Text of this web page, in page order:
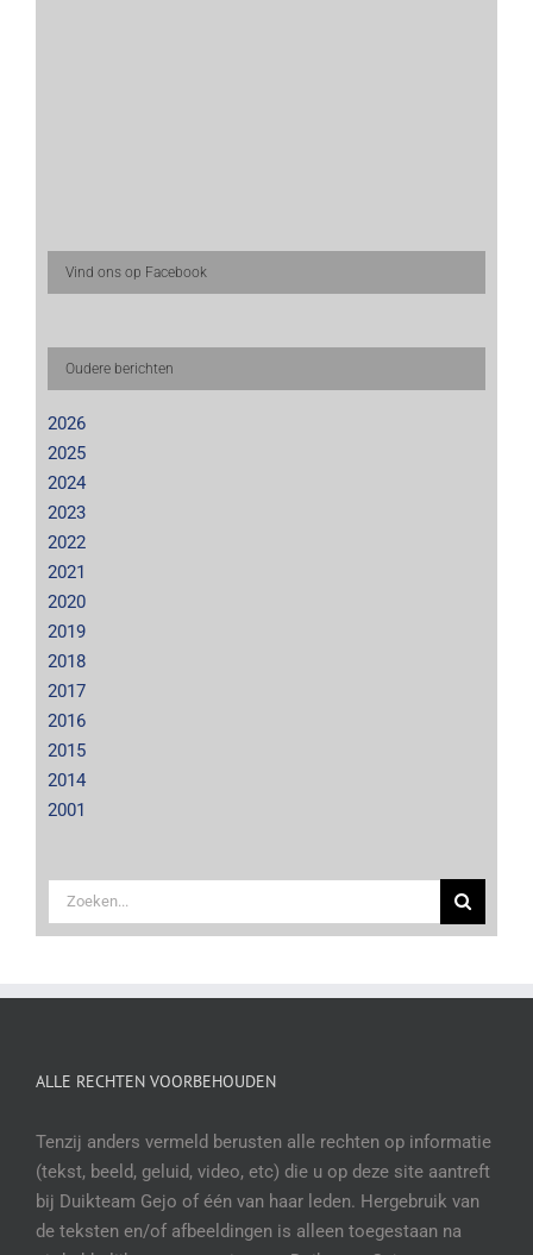
Vind ons op Facebook
Oudere berichten
2026
2025
2024
2023
2022
2021
2020
2019
2018
2017
2016
2015
2014
2001
Zoeken
naar:
ALLE RECHTEN VOORBEHOUDEN
Tenzij anders vermeld berusten alle rechten op informatie
(tekst, beeld, geluid, video, etc) die u op deze site aantreft
bij Duikteam Gejo of één van haar leden. Hergebruik van
de teksten en/of afbeeldingen is alleen toegestaan na